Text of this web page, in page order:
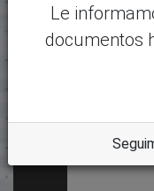
Le
documentos